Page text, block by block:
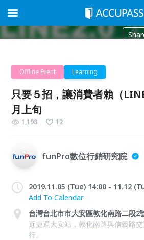
Offline Event Learning
只要５招，讓消費者賴（
月上旬
1,198 12
funPro數位行銷研究院
2019.11.05 (Tue) 14:00 - 11.12
Add To Calendar
台灣台北市市大安區敦化南路二段2
近捷運大安站，敦化南路與信義路
行。